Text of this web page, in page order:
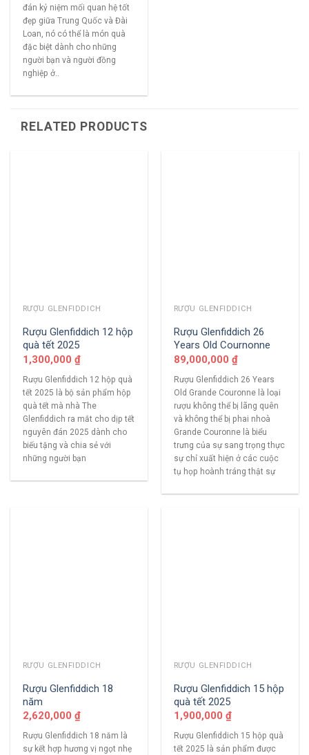
đán kỷ niệm mối quan hệ tốt
đẹp giữa Trung Quốc và Đài
Loan, nó có thể là món quà
đặc biệt dành cho những
người bạn và người đồng
nghiệp ở..
RELATED PRODUCTS
RƯỢU GLENFIDDICH
Rượu Glenfiddich 12 hộp
quà tết 2025
1,300,000 ₫
Rượu Glenfiddich 12 hộp quà
tết 2025 là bộ sản phẩm hộp
quà tết mà nhà The
Glenfiddich ra mắt cho dịp tết
nguyên đán 2025 dành cho
biếu tặng và chia sẻ với
những người bạn
RƯỢU GLENFIDDICH
Rượu Glenfiddich 26
Years Old Cournonne
89,000,000 ₫
Rượu Glenfiddich 26 Years
Old Grande Couronne là loại
rượu không thể bị lãng quên
và không thể bị phai nhoà
Grande Couronne là biểu
trưng của sự sang trọng thực
sự chỉ xuất hiện ở các cuộc
tụ họp hoành tráng thật sự
RƯỢU GLENFIDDICH
Rượu Glenfiddich 18
năm
2,620,000 ₫
Rượu Glenfiddich 18 năm là
sự kết hợp hương vị ngọt nhẹ
RƯỢU GLENFIDDICH
Rượu Glenfiddich 15 hộp
quà tết 2025
1,900,000 ₫
Rượu Glenfiddich 15 hộp quà
tết 2025 là sản phẩm được